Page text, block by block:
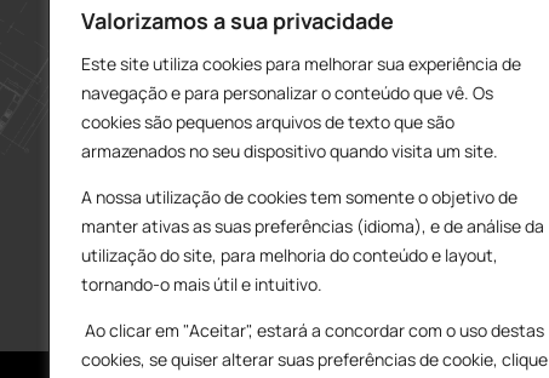
Valorizamos a sua privacidade
Este site utiliza cookies para melhorar sua experiência de
navegação e para personalizar o conteúdo que vê. Os
cookies são pequenos arquivos de texto que são
armazenados no seu dispositivo quando visita um site.
A nossa utilização de cookies tem somente o objetivo de
manter ativas as suas preferências (idioma), e de análise da
utilização do site, para melhoria do conteúdo e layout,
tornando-o mais útil e intuitivo.
Ao clicar em "Aceitar", estará a concordar com o uso destas
cookies, se quiser alterar suas preferências de cookie, clique
Loja – Tires
214 453 329
919 865 192
919 865 292
Av. Amália Rodrigues, 190
2785-613 • São Domingos de Rana